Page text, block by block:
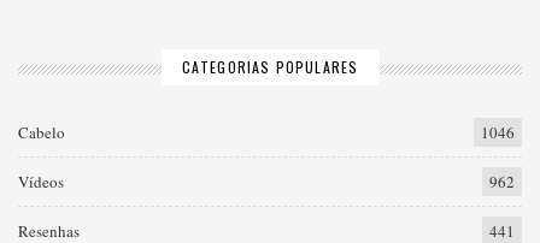
CATEGORIAS POPULARES
Cabelo 1046
Vídeos 962
Resenhas 441